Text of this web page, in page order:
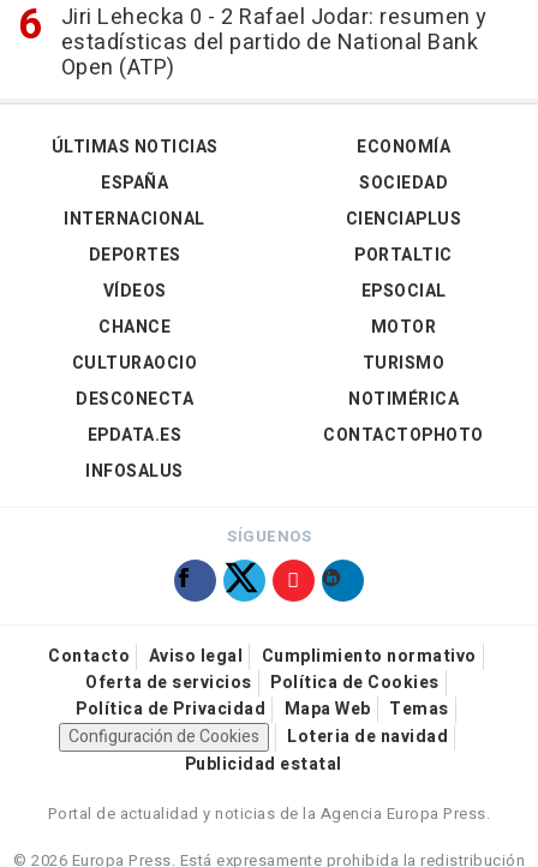
Jiri Lehecka 0 - 2 Rafael Jodar: resumen y
estadísticas del partido de National Bank
Open (ATP)
ÚLTIMAS NOTICIAS
ESPAÑA
INTERNACIONAL
DEPORTES
VÍDEOS
ECONOMÍA
SOCIEDAD
CIENCIAPLUS
PORTALTIC
EPSOCIAL
CHANCE
CULTURAOCIO
DESCONECTA
EPDATA.ES
INFOSALUS
MOTOR
TURISMO
NOTIMÉRICA
CONTACTOPHOTO
SÍGUENOS
Contacto Aviso legal
Cumplimiento normativo
Oferta de servicios
Política de Cookies
Política de Privacidad
Mapa Web
Temas
Configuración de Cookies
Loteria de navidad
Publicidad estatal
Portal de actualidad y noticias de la Agencia Europa Press.
© 2026 Europa Press. Está expresamente prohibida la redistribución